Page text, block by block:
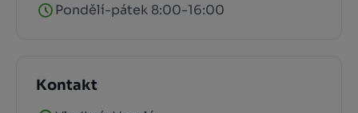
Pondělí-pátek 8:00-16:00
Kontakt